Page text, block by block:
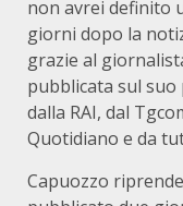
non avrei definito
giorni dopo la
grazie al
pubblicata sul
dalla RAI, dal
Quotidiano e da
Capuozzo